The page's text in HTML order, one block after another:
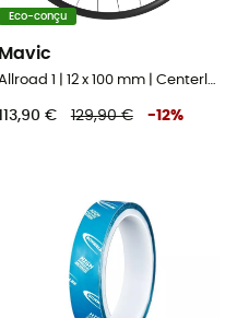
Eco-conçu
Mavic
Allroad 1 | 12 x 100 mm | Centerlock - Roue vélo avant
113,90 € 129,90 € -12%